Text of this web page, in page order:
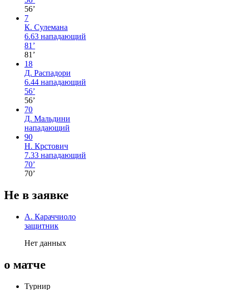
56’
7
К. Сулемана
6.63 нападающий
81’
81’
18
Д. Распадори
6.44 нападающий
56’
56’
70
Д. Мальдини
нападающий
90
Н. Крстович
7.33 нападающий
70’
70’
Не в заявке
А. Караччиоло
защитник
Нет данных
о матче
Турнир